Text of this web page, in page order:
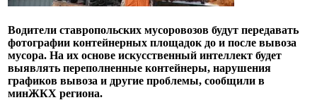
Водители ставропольских мусоровозов будут передавать
фотографии контейнерных площадок до и после вывоза
мусора. На их основе искусственный интеллект будет
выявлять переполненные контейнеры, нарушения
графиков вывоза и другие проблемы, сообщили в
минЖКХ региона.